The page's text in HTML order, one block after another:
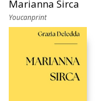
Marianna Sirca
Youcanprint